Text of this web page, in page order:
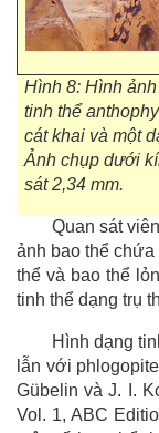
Hình 8: Hình
tinh thể
cát khai và một
Ảnh chụp dưới
sát 2,34 mm.
Quan sát
ảnh bao thể
thể và bao thể
tinh thể dạng trụ
Hình dạng
lẫn với
Gübelin và J. I.
Vol. 1, ABC